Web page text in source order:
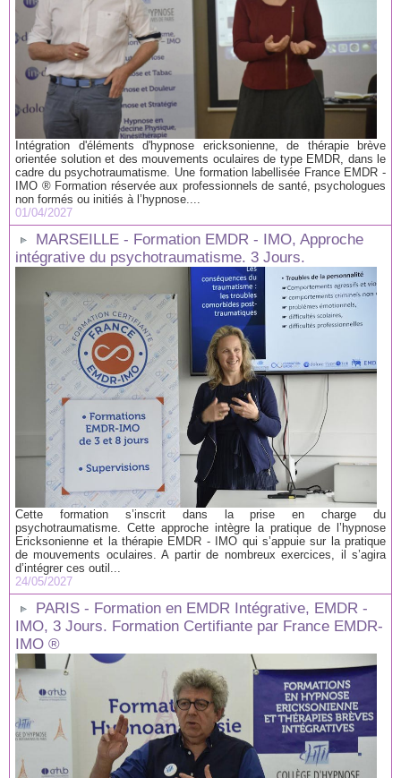
Intégration d'éléments d'hypnose ericksonienne, de thérapie brève
orientée solution et des mouvements oculaires de type EMDR, dans le
cadre du psychotraumatisme. Une formation labellisée France EMDR -
IMO ® Formation réservée aux professionnels de santé, psychologues
non formés ou initiés à l’hypnose....
01/04/2027
MARSEILLE - Formation EMDR - IMO, Approche
intégrative du psychotraumatisme. 3 Jours.
Cette formation s’inscrit dans la prise en charge du
psychotraumatisme. Cette approche intègre la pratique de l’hypnose
Ericksonienne et la thérapie EMDR - IMO qui s’appuie sur la pratique
de mouvements oculaires. A partir de nombreux exercices, il s’agira
d’intégrer ces outil...
24/05/2027
PARIS - Formation en EMDR Intégrative, EMDR -
IMO, 3 Jours. Formation Certifiante par France EMDR-
IMO ®